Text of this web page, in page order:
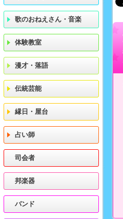
歌のおねえさん・音楽
体験教室
漫才・落語
伝統芸能
縁日・屋台
占い師
司会者
邦楽器
バンド